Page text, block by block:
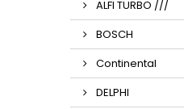
ALFI TURBO ///
BOSCH
Continental
DELPHI